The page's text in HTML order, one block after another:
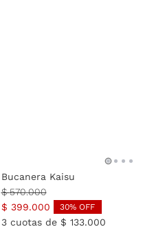
Bucanera Kaisu
$ 570.000
$ 399.000 30% OFF
3cuotas de $ 133.000